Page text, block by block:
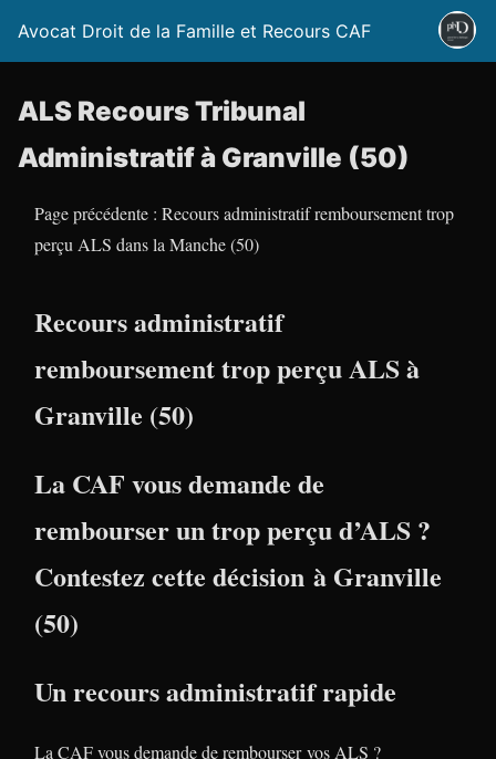
Avocat Droit de la Famille et Recours CAF
ALS Recours Tribunal
Administratif à Granville (50)
Page précédente : Recours administratif remboursement trop
perçu ALS dans la Manche (50)
Recours administratif
remboursement trop perçu ALS à
Granville (50)
La CAF vous demande de
rembourser un trop perçu d’ALS ?
Contestez cette décision à Granville
(50)
Un recours administratif rapide
La CAF vous demande de rembourser vos ALS ?